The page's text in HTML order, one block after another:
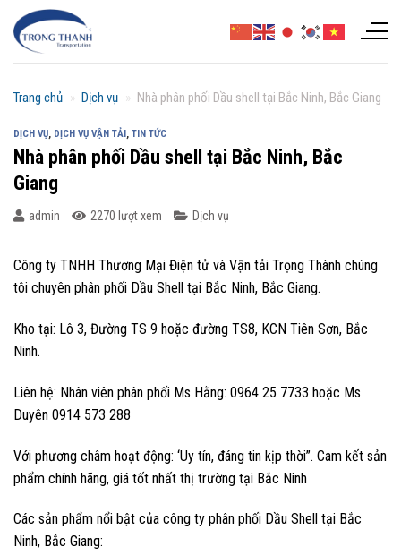
Chuyển
đến
Trang chủ » Dịch vụ » Nhà phân phối Dầu shell tại Bắc Ninh, Bắc Giang
DỊCH VỤ, DỊCH VỤ VẬN TẢI, TIN TỨC
Nhà phân phối Dầu shell tại Bắc Ninh, Bắc
Giang
admin 2270 lượt xem Dịch vụ
Công ty TNHH Thương Mại Điện tử và Vận tải Trọng Thành chúng
tôi chuyên phân phối Dầu Shell tại Bắc Ninh, Bắc Giang.
Kho tại: Lô 3, Đường TS 9 hoặc đường TS8, KCN Tiên Sơn, Bắc
Ninh.
Liên hệ: Nhân viên phân phối Ms Hằng: 0964 25 7733 hoặc Ms
Duyên 0914 573 288
Với phương châm hoạt động: ‘Uy tín, đáng tin kịp thời”. Cam kết sản
phẩm chính hãng, giá tốt nhất thị trường tại Bắc Ninh
Các sản phẩm nổi bật của công ty phân phối Dầu Shell tại Bắc
Ninh, Bắc Giang: